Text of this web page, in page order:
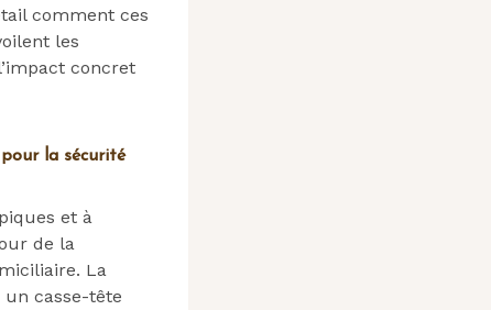
comment ces
les
concret
la sécurité
et à
de la
La
un casse-tête